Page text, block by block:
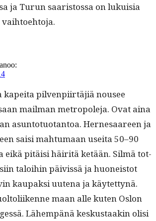
ja Turun saaris­tossa on lukuisia
kapei­ta pil­ven­pi­irtäjiä nousee
mail­man metropole­ja. Ovat aina
asun­to­tuotan­toa. Her­ne­saa­reen ja
saisi mah­tu­maan usei­ta 50–90
eikä pitäisi häir­itä ketään. Silmä tot­
taloi­hin päivis­sä ja huoneis­tot
kau­pak­si uute­na ja käytet­tynä.
maan alle kuten Oslon
Lähempänä keskus­taakin olisi